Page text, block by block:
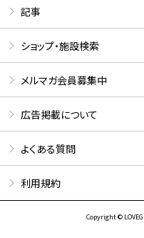
記事
ショップ・施設検索
メルマガ会員募集中
広告掲載について
よくある質問
利用規約
Copyright ©